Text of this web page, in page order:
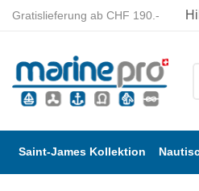
Gratislieferung ab CHF 190.-
Saint-James Kollektion